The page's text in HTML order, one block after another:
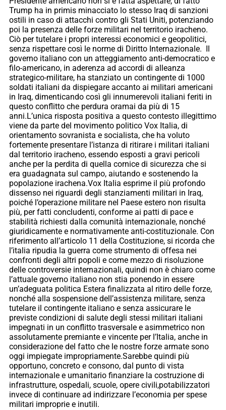
Trump ha in primis minacciato lo stesso Iraq di sanzioni
ostili in caso di attacchi contro gli Stati Uniti, potenziando
poi la presenza delle forze militari nel territorio iracheno.
Ciò per tutelare i propri interessi economici e geopolitici,
senza rispettare così le norme di Diritto Internazionale. Il
governo italiano con un atteggiamento anti-democratico e
filo-americano, in aderenza ad accordi di alleanza
strategico-militare, ha stanziato un contingente di 1000
soldati italiani da dispiegare accanto ai militari americani
in Iraq, dimenticando così gli innumerevoli italiani feriti in
questo conflitto che perdura oramai da più di 15
anni.L’unica risposta positiva a questo contesto illegittimo
viene da parte del movimento politico Vox Italia, di
orientamento sovranista e socialista, che ha voluto
fortemente presentare l’istanza di ritirare i militari italiani
dal territorio iracheno, essendo esposti a gravi pericoli
anche per la perdita di quella cornice di sicurezza che si
era guadagnata sul campo, aiutando e sostenendo la
popolazione irachena.Vox Italia esprime il più profondo
dissenso nei riguardi degli stanziamenti militari in Iraq,
poiché l’operazione militare nel Paese estero non risulta
più, per fatti concludenti, conforme ai patti di pace e
stabilità richiesti dalla comunità internazionale, nonché
giuridicamente e normativamente anti-costituzionale. Con
riferimento all’articolo 11 della Costituzione, si ricorda che
l’italia ripudia la guerra come strumento di offesa nei
confronti degli altri popoli e come mezzo di risoluzione
delle controversie internazionali, quindi non è chiaro come
l’attuale governo italiano non stia ponendo in essere
un’adeguata politica Estera finalizzata al ritiro delle forze,
nonché alla sospensione dell’assistenza militare, senza
tutelare il contingente italiano e senza assicurare le
previste condizioni di salute degli stessi militari italiani
impegnati in un conflitto trasversale e asimmetrico non
assolutamente premiante e vincente per l’Italia, anche in
considerazione del fatto che le nostre forze armate sono
oggi impiegate impropriamente.Sarebbe quindi più
opportuno, concreto e consono, dal punto di vista
internazionale e umanitario finanziare la costruzione di
infrastrutture, ospedali, scuole, opere civili,potabilizzatori
invece di continuare ad indirizzare l’economia per spese
militari improprie e inutili.